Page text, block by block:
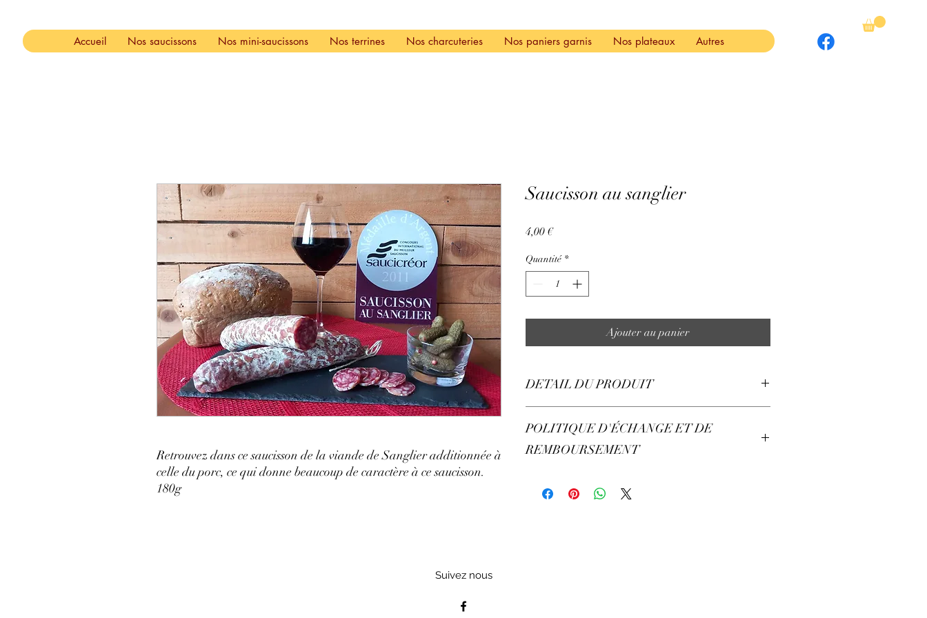
Accueil Nos saucissons Nos mini-saucissons Nos terrines Nos charcuteries Nos paniers garnis Nos plateaux Autres
Retrouvez dans ce saucisson de la viande de Sanglier additionnée à
celle du porc, ce qui donne beaucoup de caractère à ce saucisson.
180g
Saucisson au sanglier
4,00 €Prix
Quantité *
Ajouter au panier
DETAIL DU PRODUIT
POLITIQUE D'ÉCHANGE ET DE
REMBOURSEMENT
Suivez nous